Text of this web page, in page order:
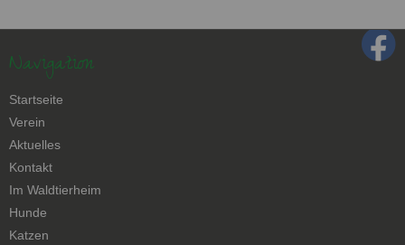
Navigation
Navigation
überspringen
Startseite
Verein
Aktuelles
Kontakt
Navigation
überspringen
Im Waldtierheim
Hunde
Katzen